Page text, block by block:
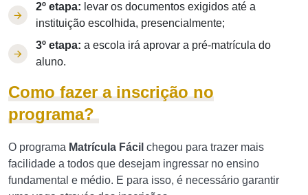
2º etapa: levar os documentos exigidos até a
instituição escolhida, presencialmente;
3º etapa: a escola irá aprovar a pré-matrícula do
aluno.
Como fazer a inscrição no
programa?
O programa Matrícula Fácil chegou para trazer mais
facilidade a todos que desejam ingressar no ensino
fundamental e médio. E para isso, é necessário garantir